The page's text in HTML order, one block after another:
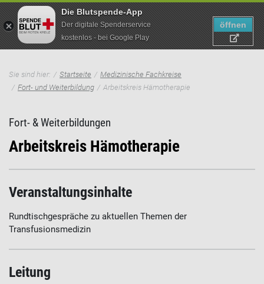
zum
Inhalt
Sie sind hier: Startseite
Medizinische Fachkreise
Fort- und Weiterbildung
Arbeitskreis Hämotherapie
Fort- & Weiterbildungen
Arbeitskreis Hämotherapie
Veranstaltungsinhalte
Rundtischgespräche zu aktuellen Themen der
Transfusionsmedizin
Leitung
Die Blutspende-App
Der digitale Spenderservice
kostenlos - bei Google Play
öffnen